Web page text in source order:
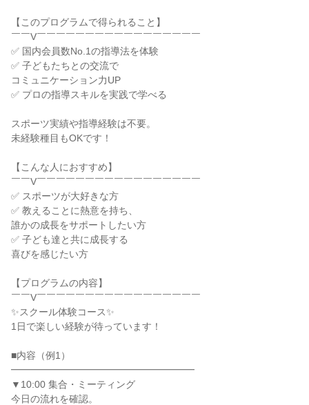
【このプログラムで得られること】
￣￣V￣￣￣￣￣￣￣￣￣￣￣￣￣￣￣￣￣
✅ 国内会員数No.1の指導法を体験
✅ 子どもたちとの交流で
コミュニケーション力UP
✅ プロの指導スキルを実践で学べる
スポーツ実績や指導経験は不要。
未経験種目もOKです！
【こんな人におすすめ】
￣￣V￣￣￣￣￣￣￣￣￣￣￣￣￣￣￣￣￣
✅ スポーツが大好きな方
✅ 教えることに熱意を持ち、
誰かの成長をサポートしたい方
✅ 子ども達と共に成長する
喜びを感じたい方
【プログラムの内容】
￣￣V￣￣￣￣￣￣￣￣￣￣￣￣￣￣￣￣￣
✨スクール体験コース✨
1日で楽しい経験が待っています！
■内容（例1）
━━━━━━━━━━━━━━━━━━━
▼10:00 集合・ミーティング
今日の流れを確認。